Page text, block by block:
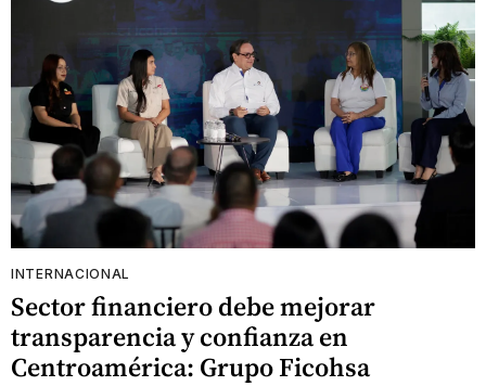
INTERNACIONAL
Sector financiero debe mejorar
transparencia y confianza en
Centroamérica: Grupo Ficohsa